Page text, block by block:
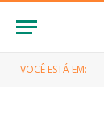
VOCÊ ESTÁ EM: